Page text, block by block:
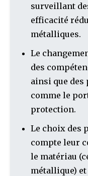
surveillant
efficacité
métalliques.
Le
des
ainsi que des
comme le
protection.
Le choix des
compte leur
le matériau
métallique)